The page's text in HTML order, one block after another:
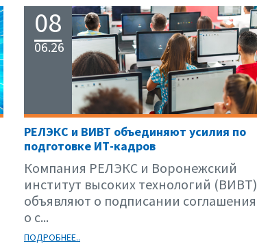
08
06.26
РЕЛЭКС и ВИВТ объединяют усилия по
подготовке ИТ-кадров
Компания РЕЛЭКС и Воронежский
институт высоких технологий (ВИВТ)
объявляют о подписании соглашения
о с...
ПОДРОБНЕЕ..